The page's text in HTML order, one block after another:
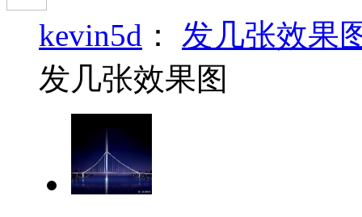
kevin5d ： 发几张效果
发几张效果图